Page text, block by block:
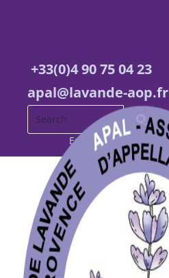
+33(0)4 90 75 04 23
apal@lavande-aop.fr
English French